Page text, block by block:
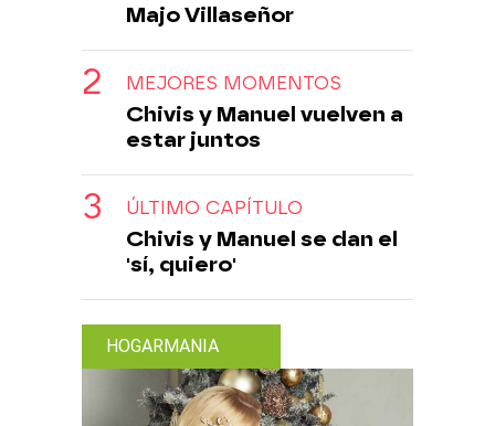
Majo Villaseñor
MEJORES MOMENTOS
Chivis y Manuel vuelven a
estar juntos
ÚLTIMO CAPÍTULO
Chivis y Manuel se dan el
'sí, quiero'
HOGARMANIA